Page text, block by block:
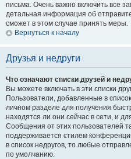
письма. Очень важно включить все
детальная информация об
сможет в этом случае принять меры.
Вернуться к началу
Друзья и недруги
Что означают списки друзей и
Вы можете включать в эти списки
Пользователи, добавленные в
личном разделе для получения
находятся ли они сейчас в сети, и
Сообщения от этих пользователей
поддерживается стилем
в список недругов, то любые
по умолчанию.